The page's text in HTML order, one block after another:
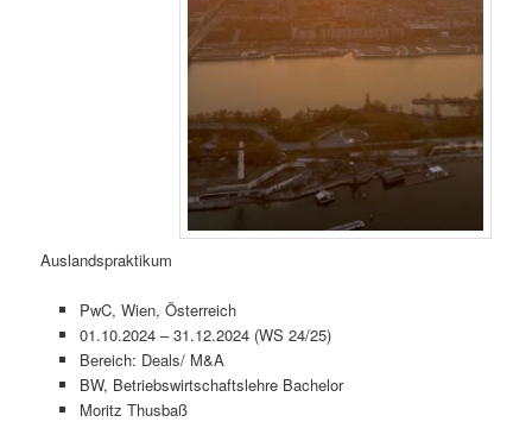
Auslandspraktikum
PwC, Wien, Österreich
01.10.2024 – 31.12.2024 (WS 24/25)
Bereich: Deals/ M&A
BW, Betriebswirtschaftslehre Bachelor
Moritz Thusbaß